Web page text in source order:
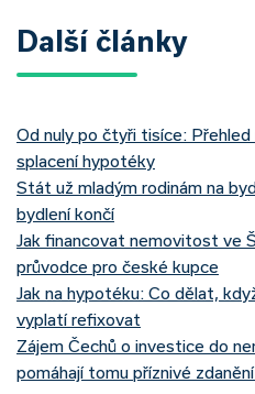
Další články
Od nuly po čtyři tisíce:
splacení hypotéky
Stát už mladým rodinám na
bydlení končí
Jak financovat nemovitost ve
průvodce pro české kupce
Jak na hypotéku: Co dělat,
vyplatí refixovat
Zájem Čechů o investice do
pomáhají tomu příznivé